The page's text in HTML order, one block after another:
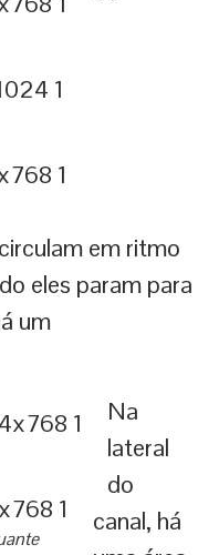
em ritmo
eles param para
um
Na
lateral
do
canal, há